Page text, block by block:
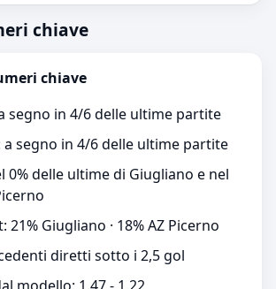
chiave
chiave
segno in 4/6 delle ultime partite
a segno in 4/6 delle ultime partite
0% delle ultime di Giugliano e nel
21% Giugliano · 18% AZ Picerno
diretti sotto i 2,5 gol